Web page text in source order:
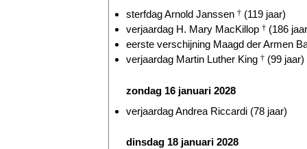
sterfdag Arnold Janssen † (119 jaar)
verjaardag H. Mary MacKillop † (186
eerste verschijning Maagd der Armen
verjaardag Martin Luther King † (99 jaar)
zondag 16 januari 2028
verjaardag Andrea Riccardi (78 jaar)
dinsdag 18 januari 2028